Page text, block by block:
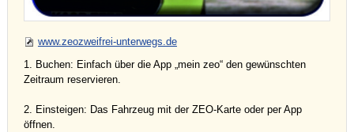
www.zeozweifrei-unterwegs.de
1. Buchen: Einfach über die App „mein zeo“ den gewünschten
Zeitraum reservieren.
2. Einsteigen: Das Fahrzeug mit der ZEO-Karte oder per App
öffnen.